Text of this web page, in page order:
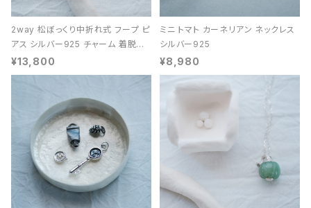
2way 松ぼっくり中折れ式 フープ ピ
アス シルバー925 チャーム 着脱可
能 レディース ユニセックス
¥13,800
ミニ トマト カーネリアン ネックレス
シルバー925
¥8,980